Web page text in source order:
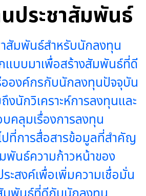
ประชาสัมพันธ์
าสัมพันธ์สำหรับนักลงทุน
แบบมาเพื่อสร้างสัมพันธ์ที่ดี
อองค์กรกับนักลงทุนปัจจุบัน
งนักวิเคราะห์การลงทุนและ
คลุมเรื่องการลงทุน
ปที่การสื่อสารข้อมูลที่สำคัญ
พันธ์ความก้าวหน้าของ
ะสงค์เพื่อเพิ่มความเชื่อมั่น